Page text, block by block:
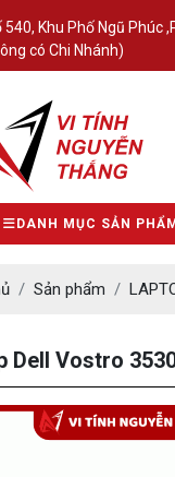
540, Khu Phố Ngũ Phúc
có Chi Nhánh)
DANH MỤC SẢN PHẨM
Sản phẩm
Dell Vostro